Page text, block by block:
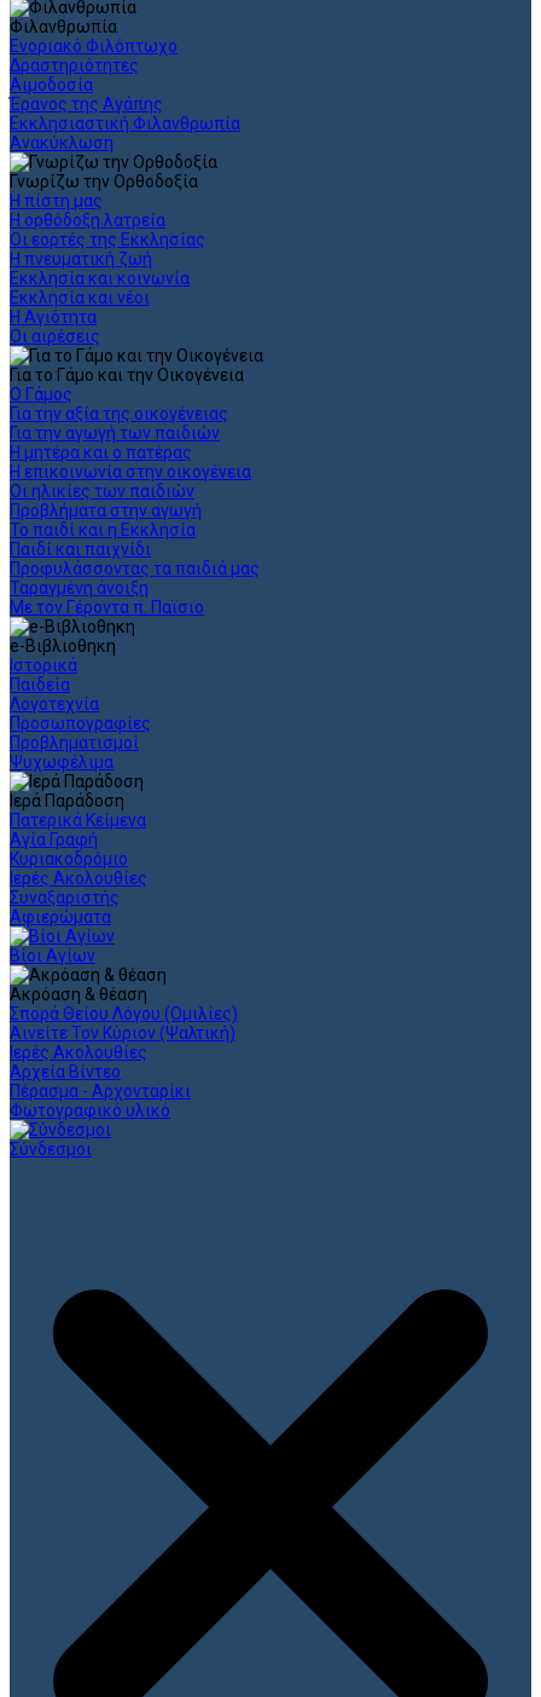
Φιλανθρωπία
Ενοριακό Φιλόπτωχο
Δραστηριότητες
Αιμοδοσία
Έρανος της Αγάπης
Εκκλησιαστική Φιλανθρωπία
Ανακύκλωση
Γνωρίζω την Ορθοδοξία
Η πίστη μας
Η ορθόδοξη λατρεία
Οι εορτές της Εκκλησίας
Η πνευματική ζωή
Εκκλησία και κοινωνία
Εκκλησία και νέοι
Η Αγιότητα
Οι αιρέσεις
Για το Γάμο και την Οικογένεια
Ο Γάμος
Για την αξία της οικογένειας
Για την αγωγή των παιδιών
Η μητέρα και ο πατέρας
Η επικοινωνία στην οικογένεια
Οι ηλικίες των παιδιών
Προβλήματα στην αγωγή
Το παιδί και η Εκκλησία
Παιδί και παιχνίδι
Προφυλάσσοντας τα παιδιά μας
Ταραγμένη άνοιξη
Με τον Γέροντα π. Παϊσιο
e-Βιβλιοθηκη
Ιστορικά
Παιδεία
Λογοτεχνία
Προσωπογραφίες
Προβληματισμοί
Ψυχωφέλιμα
Ιερά Παράδοση
Πατερικά Κείμενα
Αγία Γραφή
Κυριακοδρόμιο
Ιερές Ακολουθίες
Συναξαριστής
Αφιερώματα
Βίοι Αγίων
Ακρόαση & θέαση
Σπορά Θείου Λόγου (Ομιλίες)
Αινείτε Τον Κύριον (Ψαλτική)
Ιερές Ακολουθίες
Αρχεία Βίντεο
Πέρασμα - Αρχονταρίκι
Φωτογραφικό υλικό
Σύνδεσμοι